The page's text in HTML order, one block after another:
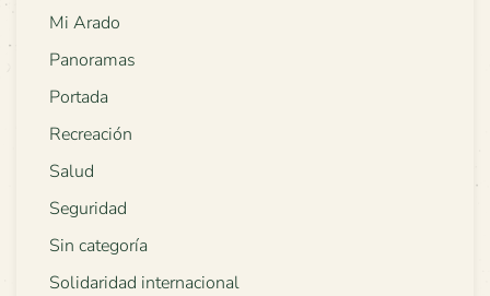
Mi Arado
Panoramas
Portada
Recreación
Salud
Seguridad
Sin categoría
Solidaridad internacional